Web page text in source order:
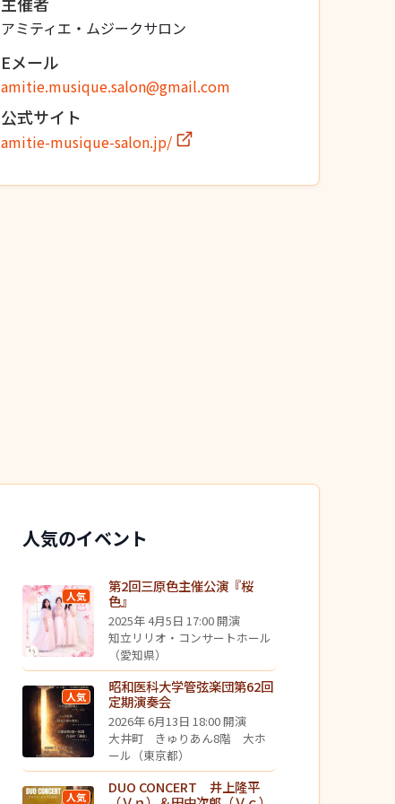
アミティエ・ムジークサロン
Eメール
amitie.musique.salon@gmail.com
公式サイト
amitie-musique-salon.jp/
人気のイベント
人気
第2回三原色主催公演『桜
色』
2025年 4月5日 17:00 開演
知立リリオ・コンサートホール
（愛知県）
人気
昭和医科大学管弦楽団第62回
定期演奏会
2026年 6月13日 18:00 開演
大井町 きゅりあん8階 大ホ
ール（東京都）
人気
DUO CONCERT 井上隆平